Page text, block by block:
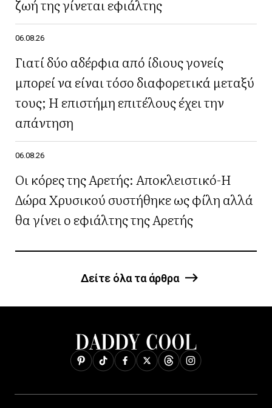
ζωή της γίνεται εφιάλτης
06.08.26
Γιατί δύο αδέρφια από ίδιους γονείς
μπορεί να είναι τόσο διαφορετικά μεταξύ
τους; Η επιστήμη επιτέλους έχει την
απάντηση
06.08.26
Οι κόρες της Αρετής: Αποκλειστικό-Η
Δώρα Χρυσικού συστήθηκε ως φίλη αλλά
θα γίνει ο εφιάλτης της Αρετής
Δείτε όλα τα άρθρα